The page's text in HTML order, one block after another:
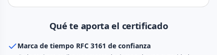
Qué te aporta el certificado
Marca de tiempo RFC 3161 de confianza